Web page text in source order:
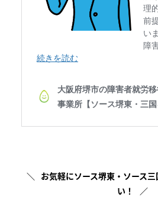
お気軽にソース堺東・ソース
い！